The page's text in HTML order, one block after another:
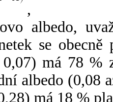
,
albedo,
se
má 78 %
albedo (0,08
má 18 %